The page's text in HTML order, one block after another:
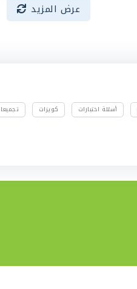
عرض المزيد
أسئلة اختبارات كويزات